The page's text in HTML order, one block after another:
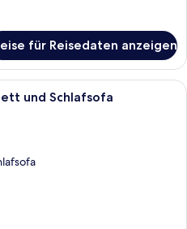
für Reisedaten anzeigen
Drei Flaschen Apothéke White
und Schlafsofa